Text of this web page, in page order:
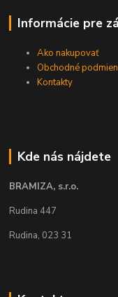
Informácie pre
Ako nakupovať
Obchodné
Kontakty
Kde nás nájdete
BRAMIZA, s.r.o.
Rudina 447
Rudina, 023 31